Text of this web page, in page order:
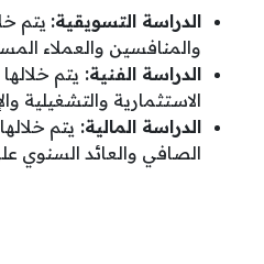
الدراسة التسويقية: يتم
والمنافسين والعملاء
الدراسة الفنية: يتم
الاستثمارية والتشغيلية
الدراسة المالية: يتم
الصافي والعائد السنوي